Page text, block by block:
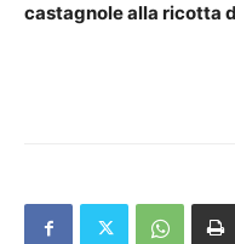
castagnole alla ricotta